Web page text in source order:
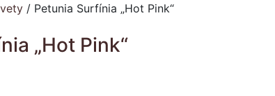
/ Petunia Surfínia „Hot Pink“
„Hot Pink“